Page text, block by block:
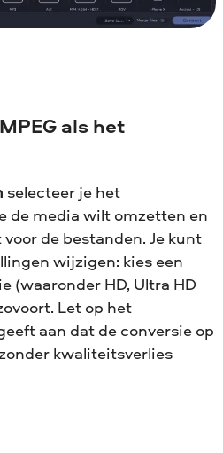
als het
selecteer je het
de media wilt omzetten en
de bestanden. Je kunt
wijzigen: kies een
(waaronder HD, Ultra HD
Let op het
aan dat de conversie op
kwaliteitsverlies